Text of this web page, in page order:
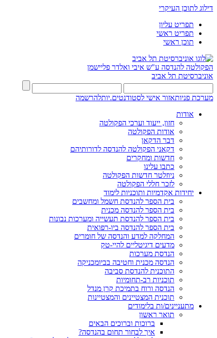
דילוג לתוכן העיקרי
תפריט עליון
תפריט ראשי
תוכן ראשי
הפקולטה להנדסה ע"ש איבי ואלדר פליישמן
אוניברסיטת תל אביב
מערכת פניותאזור אישי לסטודנטים.יותלהרשמה
אודות
חזון, ייעוד וערכי הפקולטה
אודות הפקולטה
דבר הדקאן
דקאני הפקולטה להנדסה לדורותיהם
חדשות ומחקרים
כתבו עלינו
ניוזלטר חדשות הפקולטה
לזכר חללי הפקולטה
יחידות אקדמיות ותוכניות לימוד
בית הספר להנדסת חשמל ומחשבים
בית הספר להנדסה מכנית
בית הספר להנדסת תעשייה ומערכות נבונות
בית הספר להנדסה ביו-רפואית
המחלקה למדע והנדסה של חומרים
מדעים דיגיטליים להיי-טק
הנדסת מערכות
הנדסה מכנית וחטיבה בביומכניקה
התוכנית להנדסת סביבה
תוכניות רב-תחומיות
הנדסה ורוח בתמיכת קרן מנדל
תוכנית המצטיינים והמצטיינות
מתעניינים/ות בלימודים
תואר ראשון
ברוכות וברוכים הבאים
איך לבחור תחום בהנדסה?